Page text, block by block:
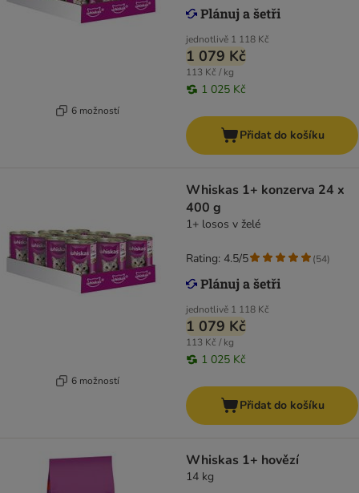
6 možností
jednotlivě 1 118 Kč
1 079 Kč
113 Kč / kg
1 025 Kč
Přidat do košíku
6 možností
Whiskas 1+ konzerva 24 x
400 g
1+ losos v želé
jednotlivě 1 118 Kč
1 079 Kč
113 Kč / kg
1 025 Kč
Rating: 4.5/5 (54)
Přidat do košíku
Whiskas 1+ hovězí
14 kg